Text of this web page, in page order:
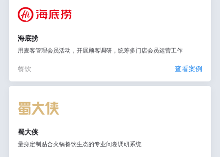
海底捞
用麦客管理会员活动，开展顾客调研，统筹多门店会员运营工作
餐饮 查看案例
蜀大侠
量身定制贴合火锅餐饮生态的专业问卷调研系统